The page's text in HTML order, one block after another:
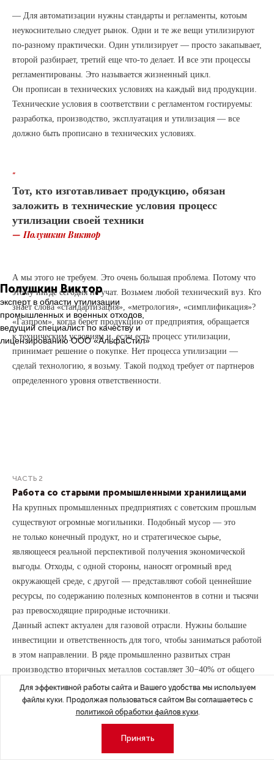
Полушкин Виктор
эксперт в области утилизации
промышленных и военных отходов,
ведущий специалист по качеству и
лицензированию ООО «АльфаСтил»
— Для автоматизации нужны стандарты и регламенты, котоым
неукоснительно следует рынок. Одни и те же вещи утилизируют
по-разному практически. Один утилизирует — просто закапывает,
второй разбирает, третий еще что-то делает. И все эти процессы
регламентированы. Это называется жизненный цикл.
Он прописан в технических условиях на каждый вид продукции.
Технические условия в соответствии с регламентом гостируемы:
разработка, производство, эксплуатация и утилизация — все
должно быть прописано в технических условиях.
“
Тот, кто изготавливает продукцию, обязан
заложить в технические условия процесс
утилизации своей техники
— Полушкин Виктор
А мы этого не требуем. Это очень большая проблема. Потому что
этому нигде сегодня не учат. Возьмем любой технический вуз. Кто
знает слова «стандартизация», «метрология», «симплификация»?
«Газпром», когда берет продукцию от предприятия, обращается
к техническим условиям и, если есть процесс утилизации,
принимает решение о покупке. Нет процесса утилизации —
сделай технологию, я возьму. Такой подход требует от партнеров
определенного уровня ответственности.
ЧАСТЬ 2
Работа со старыми промышленными хранилищами
На крупных промышленных предприятиях с советским прошлым
существуют огромные могильники. Подобный мусор — это
не только конечный продукт, но и стратегическое сырье,
являющееся реальной перспективой получения экономической
выгоды. Отходы, с одной стороны, наносят огромный вред
окружающей среде, с другой — представляют собой ценнейшие
ресурсы, по содержанию полезных компонентов в сотни и тысячи
раз превосходящие природные источники.
Данный аспект актуален для газовой отрасли. Нужны большие
инвестиции и ответственность для того, чтобы заниматься работой
в этом направлении. В ряде промышленно развитых стран
производство вторичных металлов составляет 30−40% от общего
объема металлургической промышленности. Существуют
технологии и методики обработки подобных отходов, но из-за
ряда проблем широкого распространения они не находят свое
промышленных могильников, извлечению, обработке
Для эффективной работы сайта и Вашего удобства мы используем
файлы куки. Продолжая пользоваться сайтом Вы соглашаетесь с
политикой обработки файлов куки.
Принять